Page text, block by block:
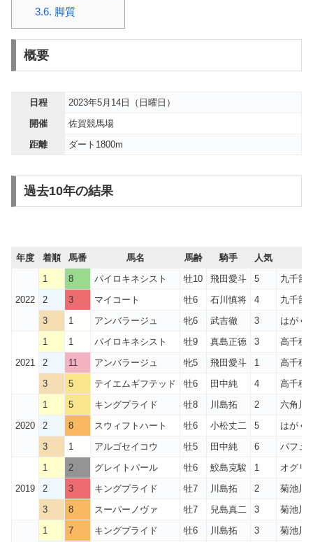
3.6. 脚質
概要
日程
2023年5月14日（日曜日）
開催
佐賀競馬場
距離
ダート1800m
過去10年の結果
年度 着順 馬番 馬名 馬齢 騎手 人気
2022
1 8 パイロキネシスト 牡10 飛田愛斗 5
九千部
2
3 マイコート 牡6 石川慎将 4
九千部
3
1 アンバラージュ 牝6 武吉徹 3 はがく
2021
1 1 パイロキネシスト 牡9 真島正徳 3
高千穂
2
11 アンバラージュ 牝5 飛田愛斗 1
高千穂
3
5 テイエムギフテッド 牡6 田中純 4 高千穂
2020
1 5 キングプライド 牡8 川島拓 2
六角川
2
8 スウィフトハート 牡6 小松丈二 5
はがく
3
1 アルゴセイコウ 牡5 田中純 6 パフュ
2019
1 2 グレイトパール 牡6 鮫島克駿 1
オグリ
2
3 キングプライド 牡7 川島拓 2
菊池川
3
8 スーパーノヴァ 牡7 兒島真二 3 菊池川
1 7 キングプライド 牡6 川島拓 3
菊池川